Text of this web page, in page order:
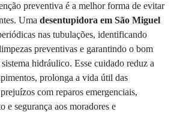
preventiva é a melhor forma de evitar
Uma desentupidora em São Miguel
nas tubulações, identificando
preventivas e garantindo o bom
hidráulico. Esse cuidado reduz a
prolonga a vida útil das
com reparos emergenciais,
e segurança aos moradores e